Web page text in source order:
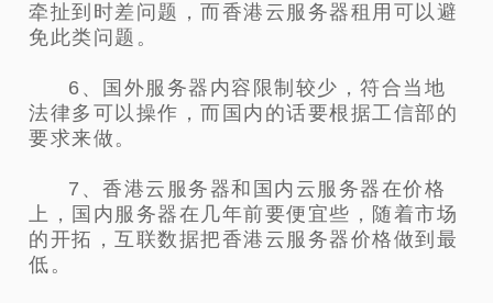
牵扯到时差问题，而香港云服务器租用可以避
免此类问题。
6、国外服务器内容限制较少，符合当地
法律多可以操作，而国内的话要根据工信部的
要求来做。
7、香港云服务器和国内云服务器在价格
上，国内服务器在几年前要便宜些，随着市场
的开拓，互联数据把香港云服务器价格做到最
低。